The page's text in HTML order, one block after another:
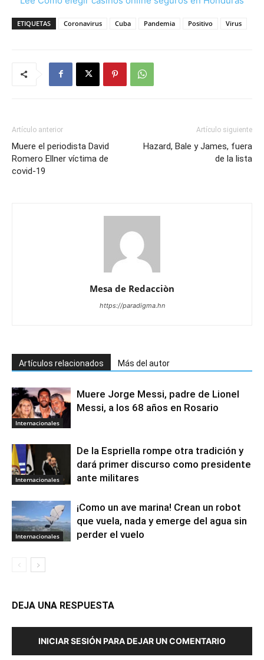
ETIQUETAS Coronavirus Cuba Pandemia Positivo Virus
Artículo anterior
Muere el periodista David
Romero Ellner víctima de
covid-19
Artículo siguiente
Hazard, Bale y James, fuera
de la lista
Mesa de Redacciòn
https://paradigma.hn
Artículos relacionados Más del autor
Internacionales
Muere Jorge Messi, padre de Lionel
Messi, a los 68 años en Rosario
Internacionales
De la Espriella rompe otra tradición y
dará primer discurso como presidente
ante militares
Internacionales
¡Como un ave marina! Crean un robot
que vuela, nada y emerge del agua sin
perder el vuelo
DEJA UNA RESPUESTA
INICIAR SESIÓN PARA DEJAR UN COMENTARIO